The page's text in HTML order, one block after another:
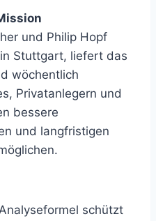
und Philip Hopf
Stuttgart, liefert das
wöchentlich
Privatanlegern und
bessere
und langfristigen
schützt